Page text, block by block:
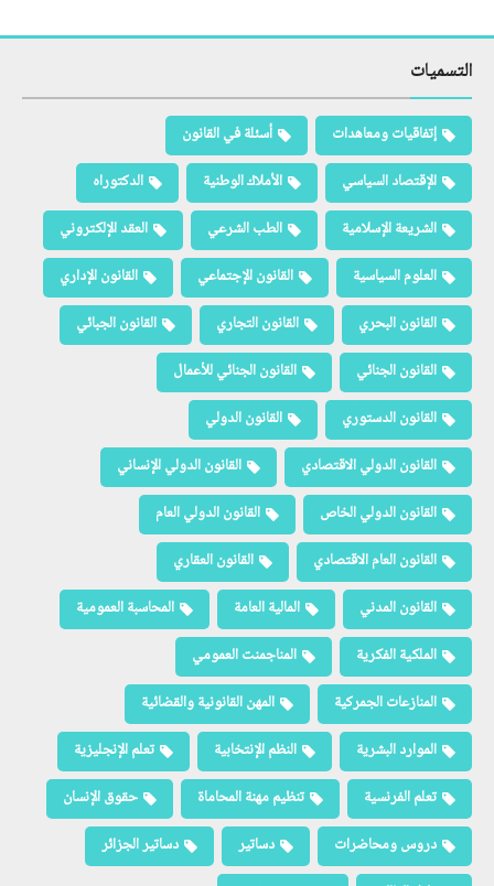
التسميات
إتفاقيات ومعاهدات
أسئلة في القانون
الإقتصاد السياسي
الأملاك الوطنية
الدكتوراه
الشريعة الإسلامية
الطب الشرعي
العقد الإلكتروني
العلوم السياسية
القانون الإجتماعي
القانون الإداري
القانون البحري
القانون التجاري
القانون الجبائي
القانون الجنائي
القانون الجنائي للأعمال
القانون الدستوري
القانون الدولي
القانون الدولي الاقتصادي
القانون الدولي الإنساني
القانون الدولي الخاص
القانون الدولي العام
القانون العام الاقتصادي
القانون العقاري
القانون المدني
المالية العامة
المحاسبة العمومية
الملكية الفكرية
المناجمنت العمومي
المنازعات الجمركية
المهن القانونية والقضائية
الموارد البشرية
النظم الإنتخابية
تعلم الإنجليزية
تعلم الفرنسية
تنظيم مهنة المحاماة
حقوق الإنسان
دروس ومحاضرات
دساتير
دساتير الجزائر